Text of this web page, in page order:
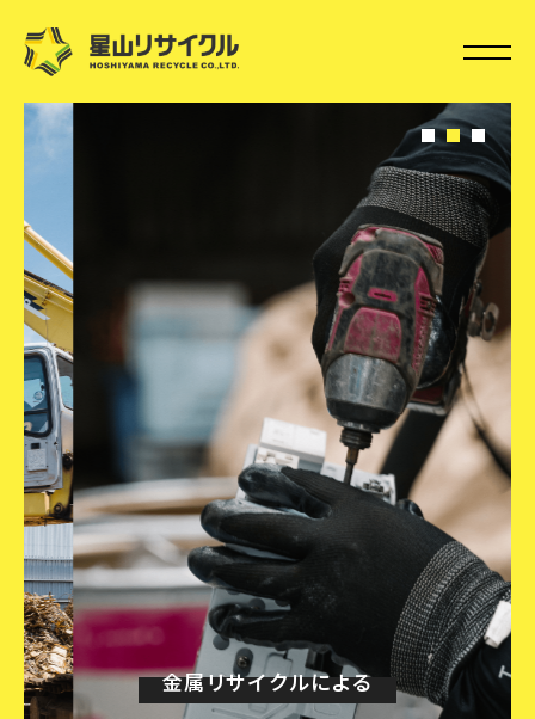
FACILITIES
施設・機器
NEWS
お知らせ
SDGs / CSR
企業活動
COMPANY
会社情報
PRIVACY POLICY
個人情報保護方針
金属リサイクルによる